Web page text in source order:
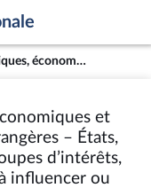
Les ingérences politiques, économiques et financières de puissances étrangères – États, organisations, entreprises, groupes d’intérêts, personnes privées – visant à influencer ou corrompre des relais d’opinion, des dirigeants ou des partis politiques
et
– États,
d’intérêts,
influencer ou